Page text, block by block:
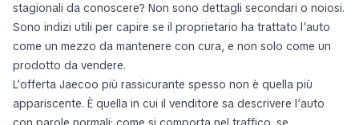
stagionali da conoscere? Non sono dettagli secondari o noiosi.
Sono indizi utili per capire se il proprietario ha trattato l’auto
come un mezzo da mantenere con cura, e non solo come un
prodotto da vendere.
L’offerta Jaecoo più rassicurante spesso non è quella più
appariscente. È quella in cui il venditore sa descrivere l’auto